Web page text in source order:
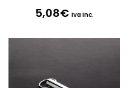
5,08€ Iva Inc.